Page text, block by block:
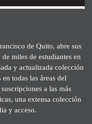
de Quito, abre sus
miles de estudiantes en
y actualizada colección
todas las áreas del
a las más
una extensa colección
y acceso.